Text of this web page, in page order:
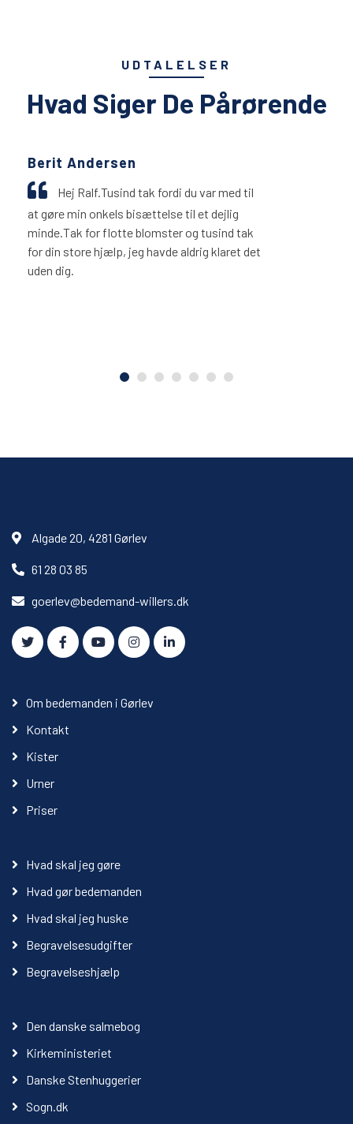
UDTALELSER
Hvad Siger De Pårørende
Berit Andersen
Hej Ralf.Tusind tak fordi du var med til
at gøre min onkels bisættelse til et dejlig
minde.Tak for flotte blomster og tusind tak
for din store hjælp, jeg havde aldrig klaret det
uden dig.
Algade 20, 4281 Gørlev
61 28 03 85
goerlev@bedemand-willers.dk
Om bedemanden i Gørlev
Kontakt
Kister
Urner
Priser
Hvad skal jeg gøre
Hvad gør bedemanden
Hvad skal jeg huske
Begravelsesudgifter
Begravelseshjælp
Den danske salmebog
Kirkeministeriet
Danske Stenhuggerier
Sogn.dk